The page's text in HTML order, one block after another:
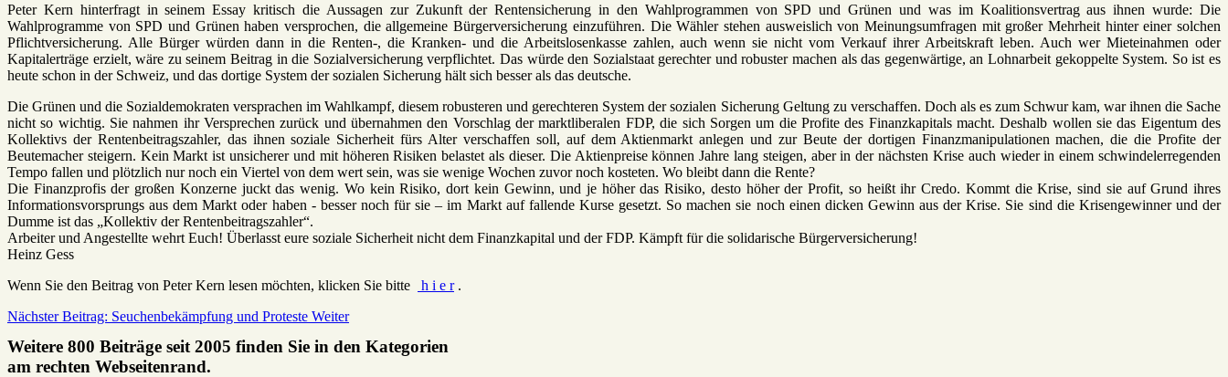
Peter Kern hinterfragt in seinem Essay kritisch die Aussagen zur Zukunft der Rentensicherung in den Wahlprogrammen von SPD und Grünen und was im Koalitionsvertrag aus ihnen wurde: Die
Wahlprogramme von SPD und Grünen haben versprochen, die allgemeine Bürgerversicherung einzuführen. Die Wähler stehen ausweislich von Meinungsumfragen mit großer Mehrheit hinter einer solchen
Pflichtversicherung. Alle Bürger würden dann in die Renten-, die Kranken- und die Arbeitslosenkasse zahlen, auch wenn sie nicht vom Verkauf ihrer Arbeitskraft leben. Auch wer Mieteinahmen oder
Kapitalerträge erzielt, wäre zu seinem Beitrag in die Sozialversicherung verpflichtet. Das würde den Sozialstaat gerechter und robuster machen als das gegenwärtige, an Lohnarbeit gekoppelte System. So ist es
heute schon in der Schweiz, und das dortige System der sozialen Sicherung hält sich besser als das deutsche.
Die Grünen und die Sozialdemokraten versprachen im Wahlkampf, diesem robusteren und gerechteren System der sozialen Sicherung Geltung zu verschaffen. Doch als es zum Schwur kam, war ihnen die Sache
nicht so wichtig. Sie nahmen ihr Versprechen zurück und übernahmen den Vorschlag der marktliberalen FDP, die sich Sorgen um die Profite des Finanzkapitals macht. Deshalb wollen sie das Eigentum des
Kollektivs der Rentenbeitragszahler, das ihnen soziale Sicherheit fürs Alter verschaffen soll, auf dem Aktienmarkt anlegen und zur Beute der dortigen Finanzmanipulationen machen, die die Profite der
Beutemacher steigern. Kein Markt ist unsicherer und mit höheren Risiken belastet als dieser. Die Aktienpreise können Jahre lang steigen, aber in der nächsten Krise auch wieder in einem schwindelerregenden
Tempo fallen und plötzlich nur noch ein Viertel von dem wert sein, was sie wenige Wochen zuvor noch kosteten. Wo bleibt dann die Rente?
Die Finanzprofis der großen Konzerne juckt das wenig. Wo kein Risiko, dort kein Gewinn, und je höher das Risiko, desto höher der Profit, so heißt ihr Credo. Kommt die Krise, sind sie auf Grund ihres
Informationsvorsprungs aus dem Markt oder haben - besser noch für sie – im Markt auf fallende Kurse gesetzt. So machen sie noch einen dicken Gewinn aus der Krise. Sie sind die Krisengewinner und der
Dumme ist das „Kollektiv der Rentenbeitragszahler“.
Arbeiter und Angestellte wehrt Euch! Überlasst eure soziale Sicherheit nicht dem Finanzkapital und der FDP. Kämpft für die solidarische Bürgerversicherung!
Heinz Gess
Wenn Sie den Beitrag von Peter Kern lesen möchten, klicken Sie bitte
h i e r.
Nächster Beitrag: Seuchenbekämpfung und Proteste Weiter
Weitere 800 Beiträge seit 2005 finden Sie in den Kategorien
am rechten Webseitenrand.